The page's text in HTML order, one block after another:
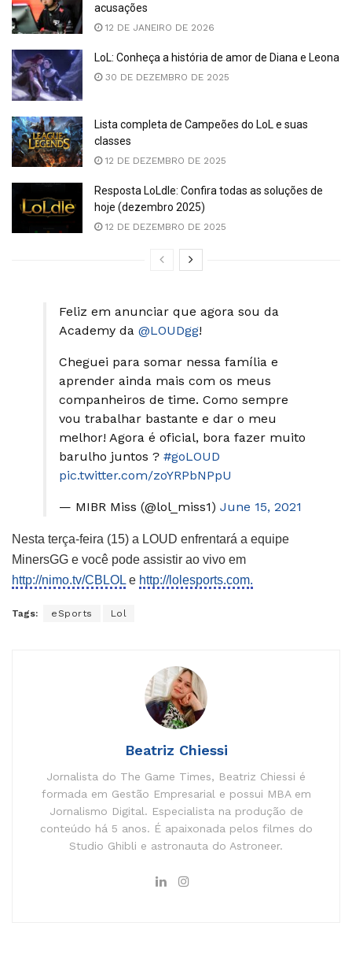
acusações
12 DE JANEIRO DE 2026
LoL: Conheça a história de amor de Diana e Leona
30 DE DEZEMBRO DE 2025
Lista completa de Campeões do LoL e suas
classes
12 DE DEZEMBRO DE 2025
Resposta LoLdle: Confira todas as soluções de
hoje (dezembro 2025)
12 DE DEZEMBRO DE 2025
Feliz em anunciar que agora sou da
Academy da @LOUDgg!
Cheguei para somar nessa família e
aprender ainda mais com os meus
companheiros de time. Como sempre
vou trabalhar bastante e dar o meu
melhor! Agora é oficial, bora fazer muito
barulho juntos ? #goLOUD
pic.twitter.com/zoYRPbNPpU
— MIBR Miss (@lol_miss1) June 15, 2021
Nesta terça-feira (15) a LOUD enfrentará a equipe
MinersGG e você pode assistir ao vivo em
http://nimo.tv/CBLOLe http://lolesports.com.
Tags: eSports Lol
Beatriz Chiessi
Jornalista do The Game Times, Beatriz Chiessi é
formada em Gestão Empresarial e possui MBA em
Jornalismo Digital. Especialista na produção de
conteúdo há 5 anos. É apaixonada pelos filmes do
Studio Ghibli e astronauta do Astroneer.